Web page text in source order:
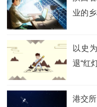
业的
以史
退“红
港交